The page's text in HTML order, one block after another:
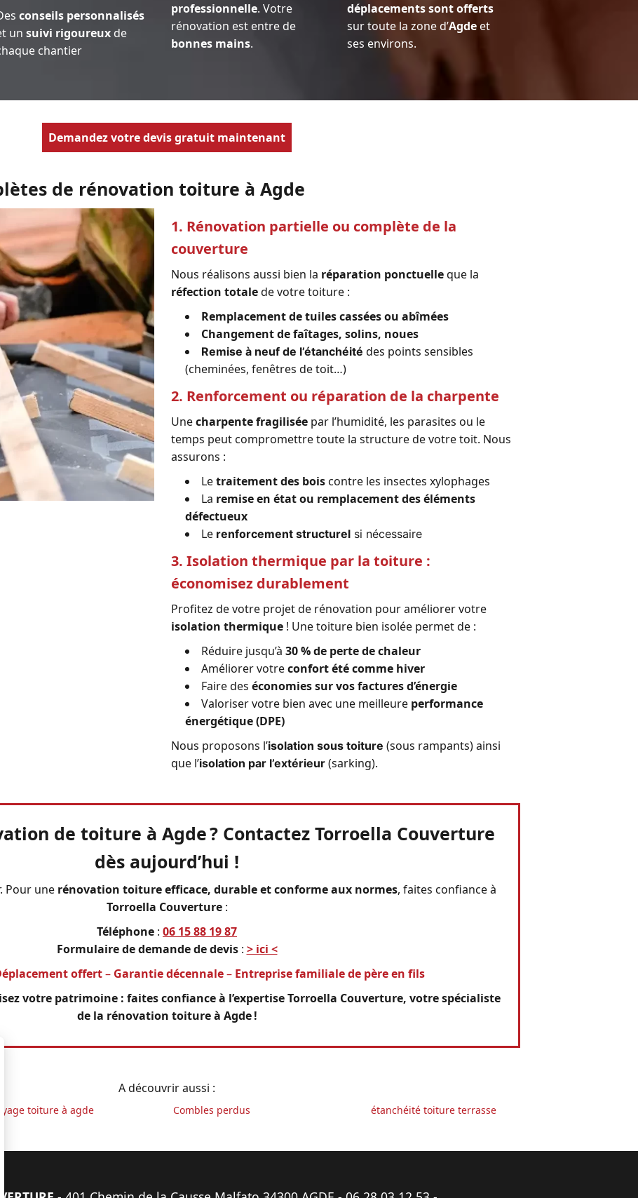
conseils personnalisés
un suivi rigoureuxde
chantier
professionnelle. Votre
rénovation est entre de
bonnes mains.
déplacements sont offerts
sur toute la zone d’Agdeet
ses environs.
Demandez votre devis gratuit maintenant
de rénovation toiture à Agde
1. Rénovation partielle ou complète de la
couverture
Nous réalisons aussi bien la réparation ponctuelleque la
réfection totalede votre toiture :
Remplacement de tuiles cassées ou abîmées
Changement de faîtages, solins, noues
Remise à neuf de l’étanchéité des points sensibles
(cheminées, fenêtres de toit…)
2. Renforcement ou réparation de la charpente
Unecharpente fragilisée par l’humidité, les parasites ou le
temps peut compromettre toute la structure de votre toit. Nous
assurons :
Letraitement des boiscontre les insectes xylophages
La remise en état ou remplacement des éléments
défectueux
Le renforcement structurel si nécessaire
3. Isolation thermique par la toiture :
économisez durablement
Profitez de votre projet de rénovation pour améliorer votre
isolation thermique ! Une toiture bien isolée permet de :
Réduire jusqu’à 30 % de perte de chaleur
Améliorer votreconfort été comme hiver
Faire des économies sur vos factures d’énergie
Valoriser votre bien avec une meilleure performance
énergétique (DPE)
Nous proposons l’isolation sous toiture (sous rampants) ainsi
que l’isolation par l’extérieur (sarking).
de toiture à Agde ? Contactez Torroella Couverture
dès aujourd’hui !
Pour une rénovation toiture efficace, durable et conforme aux normes, faites confiance à
Torroella Couverture:
Téléphone : 06 15 88 19 87
Formulaire de demande de devis: > ici <
offert– Garantie décennale– Entreprise familiale de père en fils
votre patrimoine : faites confiance à l’expertise Torroella Couverture, votre spécialiste
de la rénovation toiture à Agde !
A découvrir aussi :
toiture à agde Combles perdus étanchéité toiture terrasse